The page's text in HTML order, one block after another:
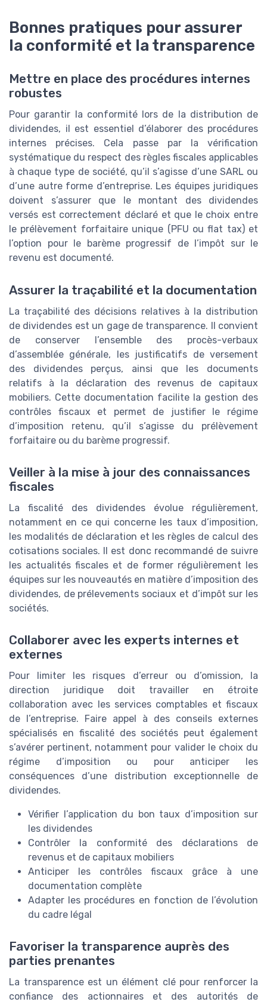
Bonnes pratiques pour assurer
la conformité et la transparence
Mettre en place des procédures internes
robustes
Pour garantir la conformité lors de la distribution de
dividendes, il est essentiel d’élaborer des procédures
internes précises. Cela passe par la vérification
systématique du respect des règles fiscales applicables
à chaque type de société, qu’il s’agisse d’une SARL ou
d’une autre forme d’entreprise. Les équipes juridiques
doivent s’assurer que le montant des dividendes
versés est correctement déclaré et que le choix entre
le prélèvement forfaitaire unique (PFU ou flat tax) et
l’option pour le barème progressif de l’impôt sur le
revenu est documenté.
Assurer la traçabilité et la documentation
La traçabilité des décisions relatives à la distribution
de dividendes est un gage de transparence. Il convient
de conserver l’ensemble des procès-verbaux
d’assemblée générale, les justificatifs de versement
des dividendes perçus, ainsi que les documents
relatifs à la déclaration des revenus de capitaux
mobiliers. Cette documentation facilite la gestion des
contrôles fiscaux et permet de justifier le régime
d’imposition retenu, qu’il s’agisse du prélèvement
forfaitaire ou du barème progressif.
Veiller à la mise à jour des connaissances
fiscales
La fiscalité des dividendes évolue régulièrement,
notamment en ce qui concerne les taux d’imposition,
les modalités de déclaration et les règles de calcul des
cotisations sociales. Il est donc recommandé de suivre
les actualités fiscales et de former régulièrement les
équipes sur les nouveautés en matière d’imposition des
dividendes, de prélevements sociaux et d’impôt sur les
sociétés.
Collaborer avec les experts internes et
externes
Pour limiter les risques d’erreur ou d’omission, la
direction juridique doit travailler en étroite
collaboration avec les services comptables et fiscaux
de l’entreprise. Faire appel à des conseils externes
spécialisés en fiscalité des sociétés peut également
s’avérer pertinent, notamment pour valider le choix du
régime d’imposition ou pour anticiper les
conséquences d’une distribution exceptionnelle de
dividendes.
Vérifier l’application du bon taux d’imposition sur
les dividendes
Contrôler la conformité des déclarations de
revenus et de capitaux mobiliers
Anticiper les contrôles fiscaux grâce à une
documentation complète
Adapter les procédures en fonction de l’évolution
du cadre légal
Favoriser la transparence auprès des
parties prenantes
La transparence est un élément clé pour renforcer la
confiance des actionnaires et des autorités de